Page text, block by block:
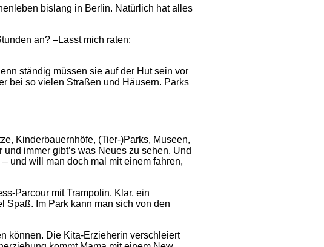
bislang in Berlin. Natürlich hat alles
an? –Lasst mich raten:
ständig müssen sie auf der Hut sein vor
bei so vielen Straßen und Häusern. Parks
Kinderbauernhöfe, (Tier-)Parks, Museen,
immer gibt’s was Neues zu sehen. Und
und will man doch mal mit einem fahren,
Parcour mit Trampolin. Klar, ein
Spaß. Im Park kann man sich von den
können. Die Kita-Erzieherin verschleiert